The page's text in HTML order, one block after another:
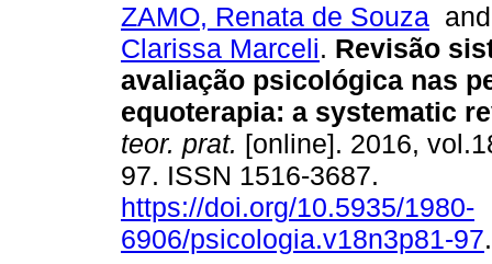
ZAMO, Renata de Souza
Clarissa Marceli. Revisão
avaliação psicológica nas
equoterapia: a systematic
teor. prat. [online]. 2016,
97. ISSN 1516-3687.
https://doi.org/10.5935/1980-
6906/psicologia.v18n3p81-97.